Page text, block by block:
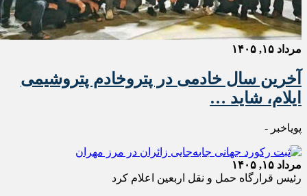
مرداد ۱۵, ۱۴۰۵
آخرین سال خادمی در پتروخادم پتروشیمی
ایلام، شاید …
پویاخبر -
مرداد ۱۵, ۱۴۰۵
رئیس قرارگاه حمل و نقل اربعین اعلام کرد